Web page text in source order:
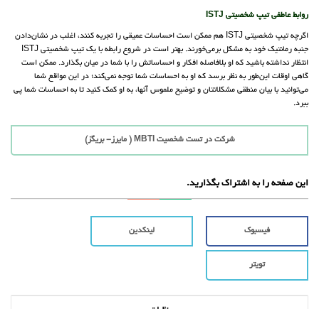
روابط عاطفی تیپ شخصیتی ISTJ
اگرچه تیپ شخصیتی ISTJ هم ممکن است احساسات عمیقی را تجربه ‌کنند، اغلب در نشان‌دادن
جنبه رمانتیک خود به مشکل برمی‌خورند. بهتر است در شروع رابطه با یک تیپ شخصیتی ISTJ
انتظار نداشته باشید که او بلافاصله افکار و احساساتش را با شما در میان بگذارد. ممکن است
گاهی اوقات این‌طور به نظر برسد که او به احساسات شما توجه نمی‌کند؛ در این مواقع شما
می‌توانید با بیان منطقی مشکلاتتان و توضیح ملموس آنها، به او کمک کنید تا به احساسات شما پی
ببرد.
شرکت در تست شخصیت MBTI ( مایرز- بریگز)
این صفحه را به اشتراک بگذارید.
فیسبوک لینکدین
تویتر